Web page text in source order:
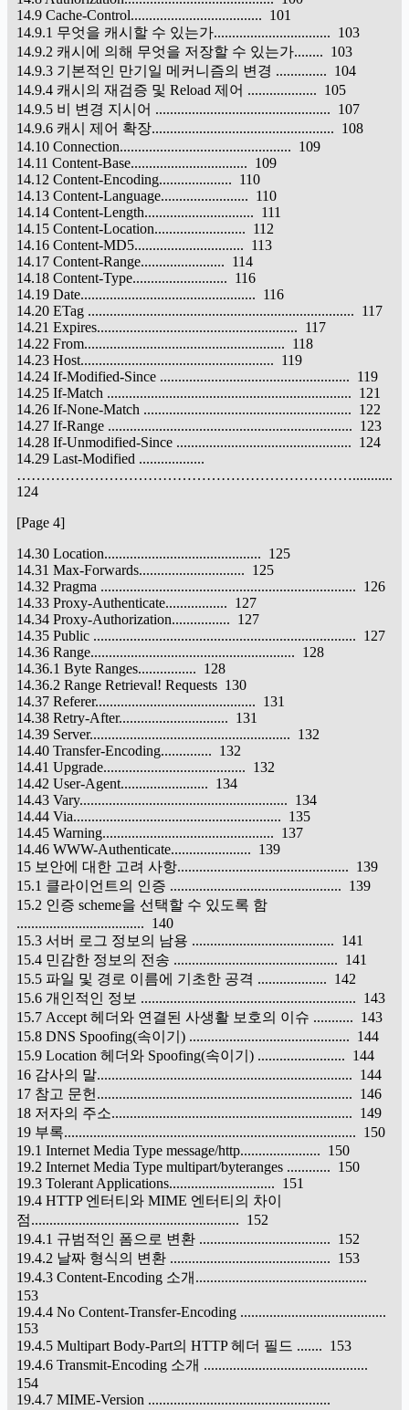
14.9 Cache-Control.................................... 101
14.9.1 무엇을 캐시할 수 있는가................................ 103
14.9.2 캐시에 의해 무엇을 저장할 수 있는가........ 103
14.9.3 기본적인 만기일 메커니즘의 변경 .............. 104
14.9.4 캐시의 재검증 및 Reload 제어 ................... 105
14.9.5 비 변경 지시어 ................................................ 107
14.9.6 캐시 제어 확장.................................................. 108
14.10 Connection............................................... 109
14.11 Content-Base................................ 109
14.12 Content-Encoding.................... 110
14.13 Content-Language........................ 110
14.14 Content-Length.............................. 111
14.15 Content-Location......................... 112
14.16 Content-MD5.............................. 113
14.17 Content-Range....................... 114
14.18 Content-Type.......................... 116
14.19 Date................................................ 116
14.20 ETag ......................................................................... 117
14.21 Expires....................................................... 117
14.22 From....................................................... 118
14.23 Host..................................................... 119
14.24 If-Modified-Since .................................................... 119
14.25 If-Match ................................................................... 121
14.26 If-None-Match ......................................................... 122
14.27 If-Range ................................................................... 123
14.28 If-Unmodified-Since ................................................ 124
14.29 Last-Modified ..................
……………………………………………………………...........
124
[Page 4]
14.30 Location........................................... 125
14.31 Max-Forwards............................. 125
14.32 Pragma ...................................................................... 126
14.33 Proxy-Authenticate................. 127
14.34 Proxy-Authorization................ 127
14.35 Public ........................................................................ 127
14.36 Range........................................................ 128
14.36.1 Byte Ranges................ 128
14.36.2 Range Retrieval! Requests 130
14.37 Referer............................................ 131
14.38 Retry-After.............................. 131
14.39 Server....................................................... 132
14.40 Transfer-Encoding.............. 132
14.41 Upgrade....................................... 132
14.42 User-Agent........................ 134
14.43 Vary......................................................... 134
14.44 Via......................................................... 135
14.45 Warning............................................... 137
14.46 WWW-Authenticate...................... 139
15 보안에 대한 고려 사항............................................... 139
15.1 클라이언트의 인증 ............................................... 139
15.2 인증 scheme을 선택할 수 있도록 함
................................... 140
15.3 서버 로그 정보의 남용 ....................................... 141
15.4 민감한 정보의 전송 ............................................. 141
15.5 파일 및 경로 이름에 기초한 공격 ................... 142
15.6 개인적인 정보 ........................................................... 143
15.7 Accept 헤더와 연결된 사생활 보호의 이슈 ........... 143
15.8 DNS Spoofing(속이기) ............................................ 144
15.9 Location 헤더와 Spoofing(속이기) ........................ 144
16 감사의 말...................................................................... 144
17 참고 문헌...................................................................... 146
18 저자의 주소.................................................................. 149
19 부록................................................................................ 150
19.1 Internet Media Type message/http...................... 150
19.2 Internet Media Type multipart/byteranges ............ 150
19.3 Tolerant Applications............................. 151
19.4 HTTP 엔터티와 MIME 엔터티의 차이
점......................................................... 152
19.4.1 규범적인 폼으로 변환 .................................... 152
19.4.2 날짜 형식의 변환 ............................................ 153
19.4.3 Content-Encoding 소개...............................................
153
19.4.4 No Content-Transfer-Encoding ........................................
153
19.4.5 Multipart Body-Part의 HTTP 헤더 필드 ....... 153
19.4.6 Transmit-Encoding 소개 .............................................
154
19.4.7 MIME-Version ..................................................